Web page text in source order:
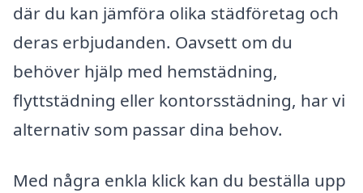
där du kan jämföra olika städföretag och
deras erbjudanden. Oavsett om du
behöver hjälp med hemstädning,
flyttstädning eller kontorsstädning, har vi
alternativ som passar dina behov.
Med några enkla klick kan du beställa upp